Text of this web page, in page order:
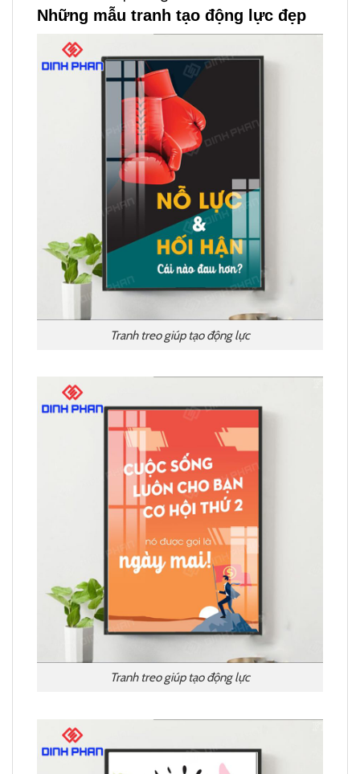
Những mẫu tranh tạo động lực đẹp
Tranh treo giúp tạo động lực
Tranh treo giúp tạo động lực